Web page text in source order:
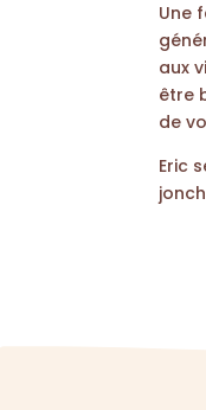
Une
aux
être
de
Eric